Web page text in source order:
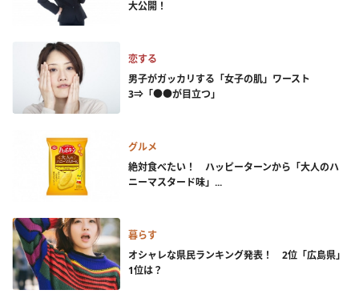
大公開！
恋する
男子がガッカリする「女子の肌」ワースト
3⇒「●●が目立つ」
グルメ
絶対食べたい！ ハッピーターンから「大人のハ
ニーマスタード味」...
暮らす
オシャレな県民ランキング発表！ 2位「広島県」
1位は？